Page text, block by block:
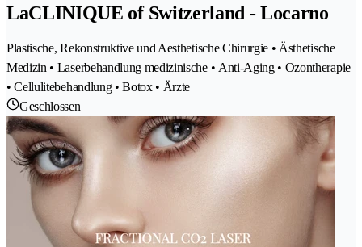
LaCLINIQUE of Switzerland - Locarno
Plastische, Rekonstruktive und Aesthetische Chirurgie • Ästhetische
Medizin • Laserbehandlung medizinische • Anti-Aging • Ozontherapie
• Cellulitebehandlung • Botox • Ärzte
Geschlossen